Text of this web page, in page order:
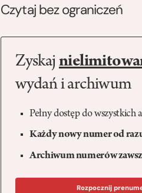
Czytaj bez ograniczeń
Zyskaj
wydań i archiwum
Pełny dostęp do wszystkich
Każdy nowy numer od
Archiwum numerów
Rozpocznij